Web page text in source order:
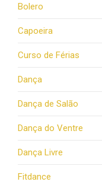
Bolero
Capoeira
Curso de Férias
Dança
Dança de Salão
Dança do Ventre
Dança Livre
Fitdance